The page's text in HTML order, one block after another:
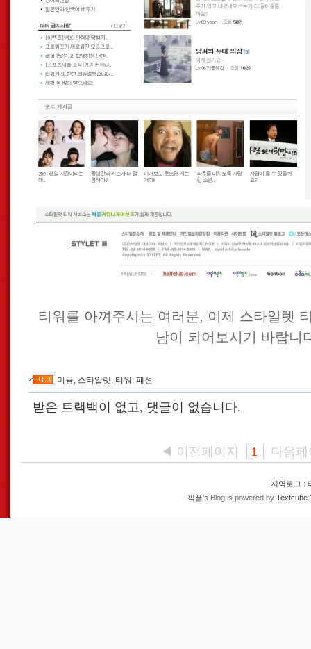
티워를 아껴주시는 여러분, 이제 스타일렛
남이 되어보시기 바랍니
미용, 스타일렛, 티워 , 패션
받은 트랙백이 없고, 댓글이 없습니다.
◀ 이전페이지 1 다음
지역로그 :
픽플’s Blog is powered by Textcube